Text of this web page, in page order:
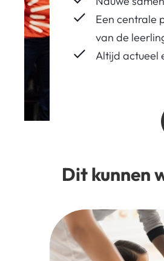
Een centrale
van de
Altijd actueel
Dit kunnen